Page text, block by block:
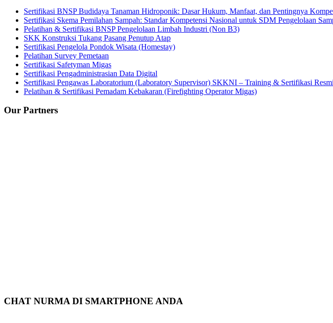
Sertifikasi BNSP Budidaya Tanaman Hidroponik: Dasar Hukum, Manfaat, dan Pentingnya
Sertifikasi Skema Pemilahan Sampah: Standar Kompetensi Nasional untuk SDM Pengelolaan
Pelatihan & Sertifikasi BNSP Pengelolaan Limbah Industri (Non B3)
SKK Konstruksi Tukang Pasang Penutup Atap
Sertifikasi Pengelola Pondok Wisata (Homestay)
Pelatihan Survey Pemetaan
Sertifikasi Safetyman Migas
Sertifikasi Pengadministrasian Data Digital
Sertifikasi Pengawas Laboratorium (Laboratory Supervisor) SKKNI – Training & Sertifikasi Resmi
Pelatihan & Sertifikasi Pemadam Kebakaran (Firefighting Operator Migas)
Our Partners
CHAT NURMA DI SMARTPHONE ANDA